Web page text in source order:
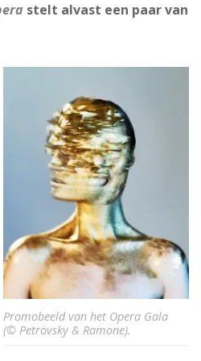
stelt alvast een paar van
Promobeeld van het Opera Gala
(© Petrovsky & Ramone).